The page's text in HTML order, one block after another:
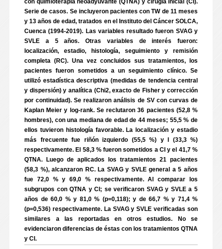
con quimioterapia neoadyuvante (QTNA) y cirugía inicial (CI).
Serie de casos. Se incluyeron pacientes con TW de 11 meses
y 13 años de edad, tratados en el Instituto del Cáncer SOLCA,
Cuenca (1994-2019). Las variables resultado fueron SVAG y
SVLE a 5 años. Otras variables de interés fueron:
localización, estadio, histología, seguimiento y remisión
completa (RC). Una vez concluidos sus tratamientos, los
pacientes fueron sometidos a un seguimiento clínico. Se
utilizó estadística descriptiva (medidas de tendencia central
y dispersión) y analítica (Chi2, exacto de Fisher y corrección
por continuidad). Se realizaron análisis de SV con curvas de
Kaplan Meier y log-rank. Se reclutaron 36 pacientes (52,8 %
hombres), con una mediana de edad de 44 meses; 55,5 % de
ellos tuvieron histología favorable. La localización y estadio
más frecuente fue riñón izquierdo (55,5 %) y I (33,3 %)
respectivamente. El 58,3 % fueron sometidos a CI y el 41,7 %
QTNA. Luego de aplicados los tratamientos 21 pacientes
(58,3 %), alcanzaron RC. La SVAG y SVLE general a 5 años
fue 72,0 % y 69,0 % respectivamente. Al comparar los
subgrupos con QTNA y CI; se verificaron SVAG y SVLE a 5
años de 60,0 % y 81,0 % (p=0,118); y de 66,7 % y 71,4 %
(p=0,536) respectivamente. La SVAG y SVLE verificadas son
similares a las reportadas en otros estudios. No se
evidenciaron diferencias de éstas con los tratamientos QTNA
y CI.